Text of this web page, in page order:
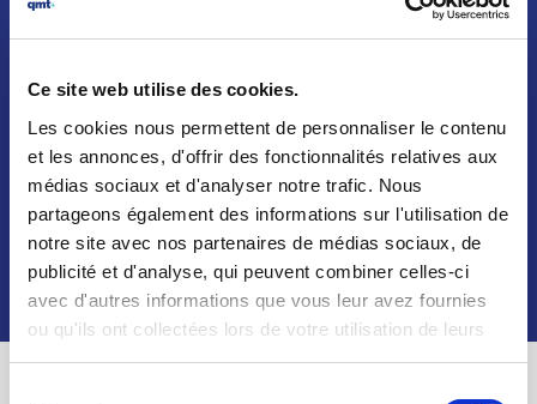
Ce site web utilise des cookies.
Les cookies nous permettent de personnaliser le contenu
et les annonces, d'offrir des fonctionnalités relatives aux
médias sociaux et d'analyser notre trafic. Nous
partageons également des informations sur l'utilisation de
notre site avec nos partenaires de médias sociaux, de
publicité et d'analyse, qui peuvent combiner celles-ci
avec d'autres informations que vous leur avez fournies
ou qu'ils ont collectées lors de votre utilisation de leurs
services.
CLIENT
Une solution sur mesure industrialisée pour
être un produit